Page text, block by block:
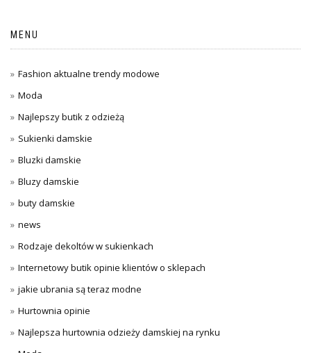
MENU
Fashion aktualne trendy modowe
Moda
Najlepszy butik z odzieżą
Sukienki damskie
Bluzki damskie
Bluzy damskie
buty damskie
news
Rodzaje dekoltów w sukienkach
Internetowy butik opinie klientów o sklepach
jakie ubrania są teraz modne
Hurtownia opinie
Najlepsza hurtownia odzieży damskiej na rynku